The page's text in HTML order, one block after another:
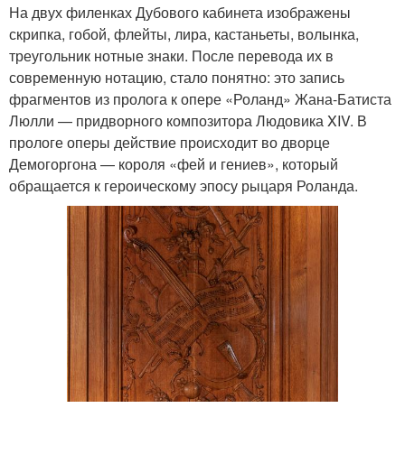
На двух филенках Дубового кабинета изображены
скрипка, гобой, флейты, лира, кастаньеты, волынка,
треугольник нотные знаки. После перевода их в
современную нотацию, стало понятно: это запись
фрагментов из пролога к опере «Роланд» Жана-Батиста
Люлли — придворного композитора Людовика XIV. В
прологе оперы действие происходит во дворце
Демогоргона — короля «фей и гениев», который
обращается к героическому эпосу рыцаря Роланда.